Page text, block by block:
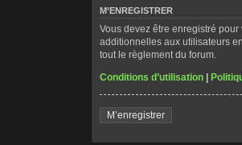
M’ENREGISTRER
Vous devez être enregistré
additionnelles aux utilisateurs
tout le règlement du forum.
Conditions d’utilisation
M’enregistrer